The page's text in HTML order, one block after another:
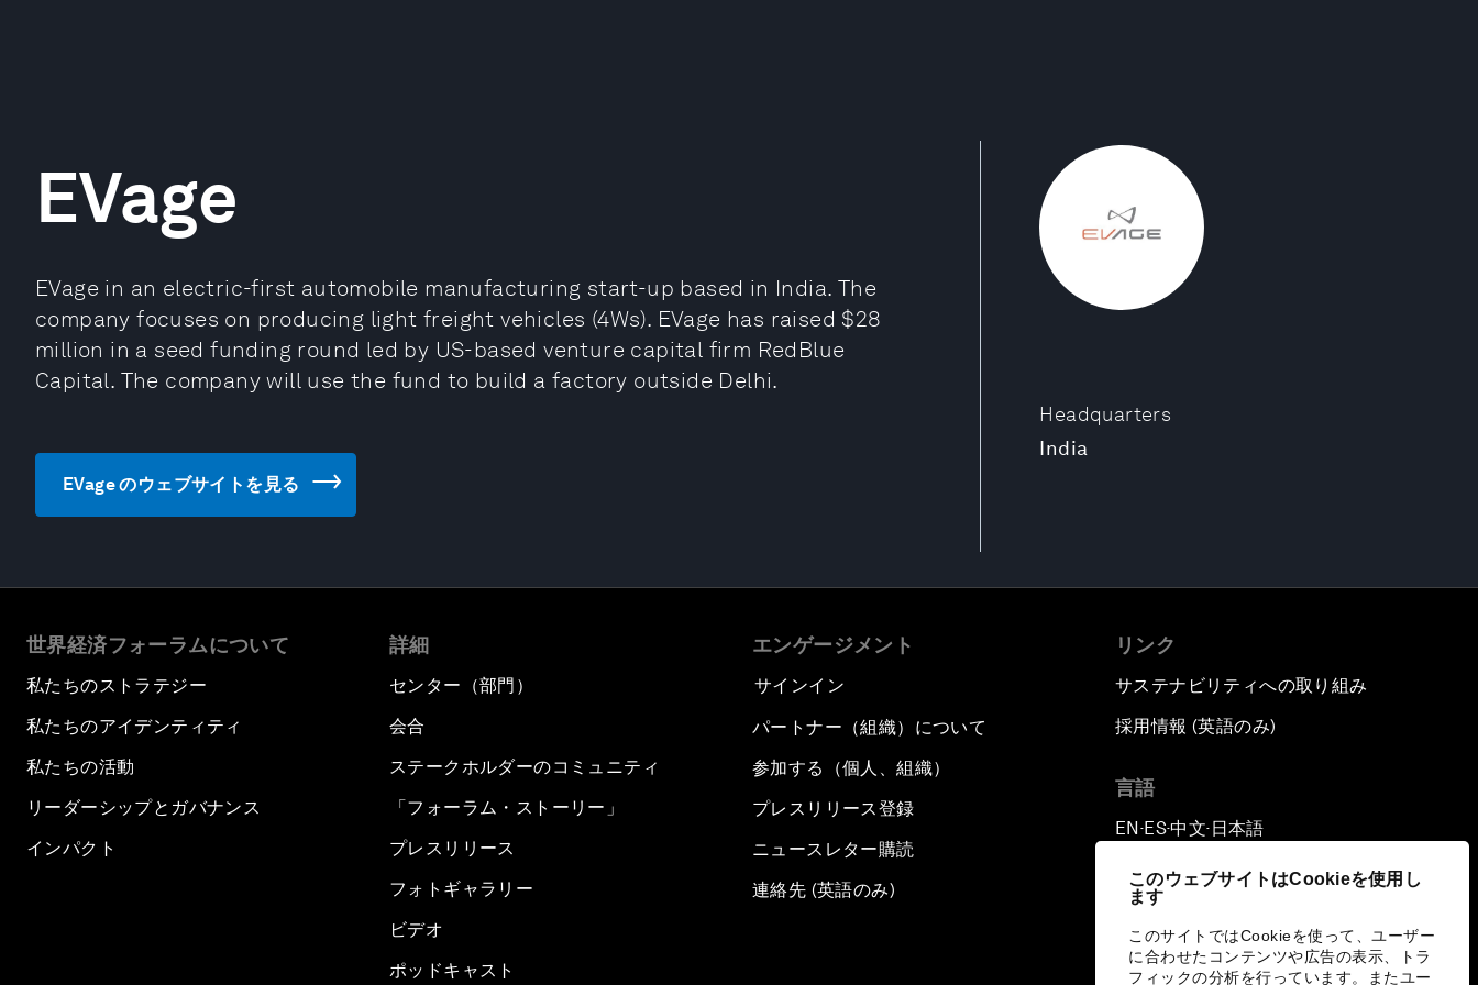
このウェブサイトはCookieを使用し
ます
このサイトではCookieを使って、ユーザー
に合わせたコンテンツや広告の表示、トラ
フィックの分析を行っています。またユー
Headquarters
India
EVage
EVage in an electric-first automobile manufacturing start-up based in India. The
company focuses on producing light freight vehicles (4Ws). EVage has raised $28
million in a seed funding round led by US-based venture capital firm RedBlue
Capital. The company will use the fund to build a factory outside Delhi.
EVage のウェブサイトを見る
世界経済フォーラムについて
私たちのストラテジー
私たちのアイデンティティ
私たちの活動
リーダーシップとガバナンス
インパクト
詳細
センター（部門）
会合
ステークホルダーのコミュニティ
「フォーラム・ストーリー」
プレスリリース
フォトギャラリー
ビデオ
ポッドキャスト
エンゲージメント
サインイン
パートナー（組織）について
参加する（個人、組織）
プレスリリース登録
ニュースレター購読
連絡先 (英語のみ)
リンク
サステナビリティへの取り組み
採用情報 (英語のみ)
言語
EN ▪ES▪中文▪ 日本語